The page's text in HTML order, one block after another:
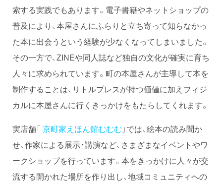
索する実践でもあります。電子書籍やネットショップの
普及により、本屋さんにふらりと立ち寄って知らなかっ
た本に出会うという経験が少なくなってしまいました。
その一方で、ZINEや同人誌など独自の文化が確実に育ち
人々に求められています。町の本屋さんが主導して本を
制作することは、リトルプレスが持つ価値に加えフィジ
カルに本屋さんに行くきっかけをもたらしてくれます。
実店舗「 京町家えほん館むむむ 」では、絵本の読み聞か
せ、作家による展示・講演など、さまざまなイベントやワ
ークショップを行っています。本をきっかけに人々が交
流する開かれた場所を作り出し、地域コミュニティへの